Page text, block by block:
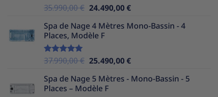
Note5.00
35.990,00€ Le
initial
était :
24.490,00€Le
actuel
Spa de Nage 4 Mètres Mono-Bassin - 4
Places, Modèle F
Note5.00
37.990,00€ Le
initial
était :
25.490,00€Le
actuel
Spa de Nage 5 Mètres - Mono-Bassin - 5
Places – Modèle F